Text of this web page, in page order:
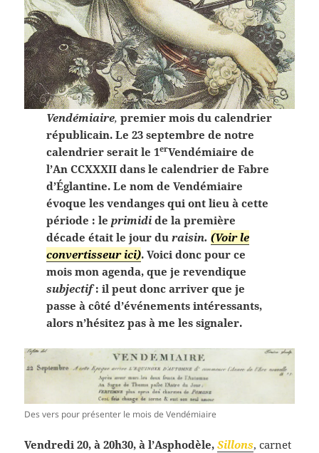
Vendémiaire, premier mois du calendrier
républicain. Le 23 septembre de notre
calendrier serait le 1erVendémiaire de
l’An CCXXXII dans le calendrier de Fabre
d’Églantine. Le nom de Vendémiaire
évoque les vendanges qui ont lieu à cette
période : le primidide la première
décade était le jour du raisin. (Voir le
convertisseur ici). Voici donc pour ce
mois mon agenda, que je revendique
subjectif: il peut donc arriver que je
passe à côté d’événements intéressants,
alors n’hésitez pas à me les signaler.
Des vers pour présenter le mois de Vendémiaire
Vendredi 20, à 20h30, à l’Asphodèle, Sillons, carnet